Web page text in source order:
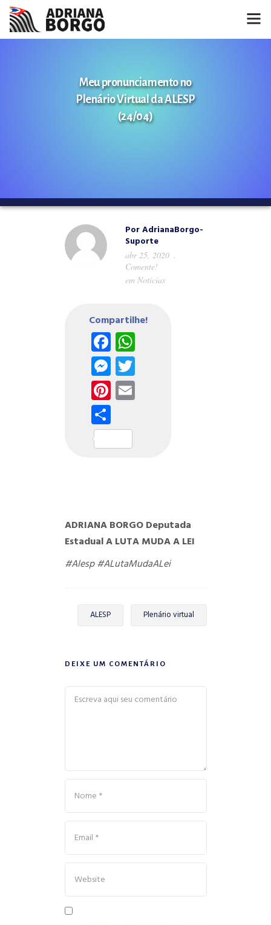
Meu pronunciamento no
Plenário Virtual da ALESP
(24/04)
PorAdrianaBorgo-
Suporte
abr 25, 2020
Comente!
em Notícias
Compartilhe!
Facebook
WhatsApp
Messenger
Twitter
Pinterest
Email
Share
ADRIANA BORGO Deputada
EstadualA LUTA MUDA A LEI
#Alesp #ALutaMudaALei
ALESP Plenário virtual
DEIXE UM COMENTÁRIO